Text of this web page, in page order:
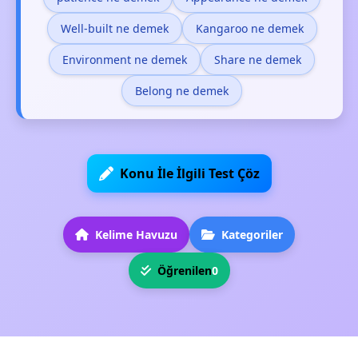
Well-built ne demek Kangaroo ne demek
Environment ne demek Share ne demek
Belong ne demek
Konu İle İlgili Test Çöz
Kelime Havuzu Kategoriler
Öğrenilen0